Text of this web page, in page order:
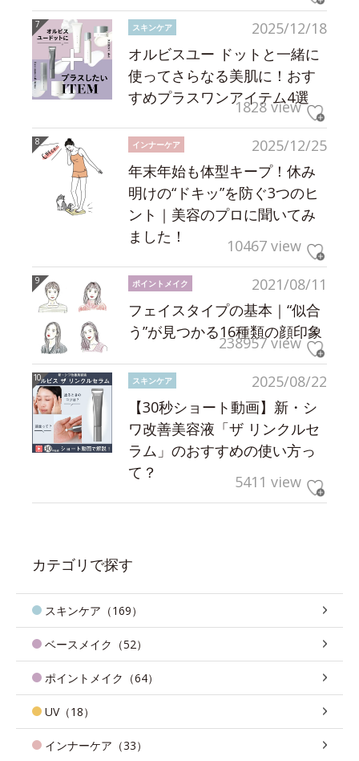
2025/12/18
スキンケア
オルビスユー ドットと一緒に
使ってさらなる美肌に！おす
すめプラスワンアイテム4選
1828 view
2025/12/25
インナーケア
年末年始も体型キープ！休み
明けの“ドキッ”を防ぐ3つのヒ
ント｜美容のプロに聞いてみ
ました！
10467 view
2021/08/11
ポイントメイク
フェイスタイプの基本｜“似合
う”が見つかる16種類の顔印象
238957 view
2025/08/22
スキンケア
【30秒ショート動画】新・シ
ワ改善美容液「ザ リンクルセ
ラム」のおすすめの使い方っ
て？
5411 view
カテゴリで探す
スキンケア（169）
ベースメイク（52）
ポイントメイク（64）
UV（18）
インナーケア（33）